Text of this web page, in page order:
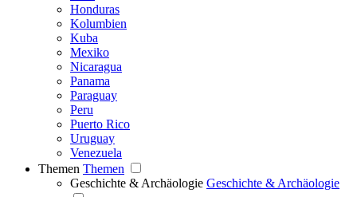
Honduras
Kolumbien
Kuba
Mexiko
Nicaragua
Panama
Paraguay
Peru
Puerto Rico
Uruguay
Venezuela
Themen Themen
Geschichte & Archäologie Geschichte & Archäologie